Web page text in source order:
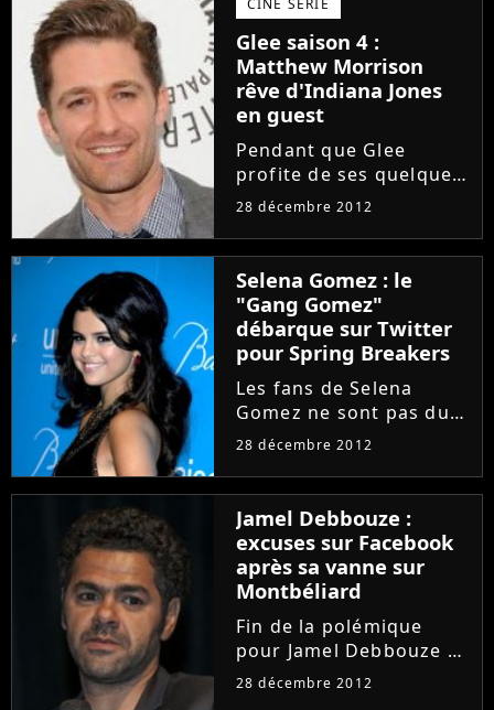
concert le 13 décembre
dernier, ce qui avait
poussé la star...
CINÉ SÉRIE
Glee saison 4 :
Matthew Morrison
rêve d'Indiana Jones
en guest
Pendant que Glee
profite de ses quelques
jours de vacances après
spécial Noël, ça s'agite
en coulisse ! En effet,
alors que l'on a
récemment pu
découvrir une...
28 décembre 2012
Selena Gomez : le
"Gang Gomez"
débarque sur Twitter
pour Spring Breakers
Les fans de Selena
Gomez ne sont pas du
genre à baisser les
très hot Spring
Breakers pourrait être
interdit aux moins de 18
ans, les Selenators
français ont...
28 décembre 2012
Jamel Debbouze :
excuses sur Facebook
après sa vanne sur
Montbéliard
Fin de la polémique
pour Jamel Debbouze ?
Très critiqué après avoir
28 décembre 2012